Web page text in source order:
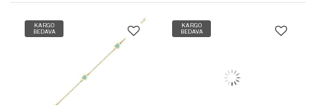
KARGO
BEDAVA
KARGO
BEDAVA